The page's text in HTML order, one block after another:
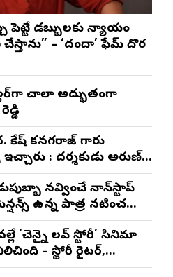
పెట్టే డబ్బులకు న్యాయం
– ‘దందా’ ఫేమ్ దొర
చాలా అద్భుతంగా
లోకేష్ కనగరాజ్ గారు
: దర్శకుడు అరుణ్
నవ్వించే నాన్‌స్టాప్
ఉన్న పాత్రలో నటించడం
వరుణ్ తేజ్
‘చెన్నై లవ్ స్టోరీ’ సినిమా
– స్టోరీ రైటర్,